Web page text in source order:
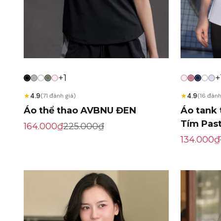
+1
★4.9(71 đánh giá)
Áo thể thao AVBNU ĐEN
Giá khuyến mãi
164.000₫Giá gốc
225.000₫
★4.9(16
Áo tank
Tím
Giá
134.000₫